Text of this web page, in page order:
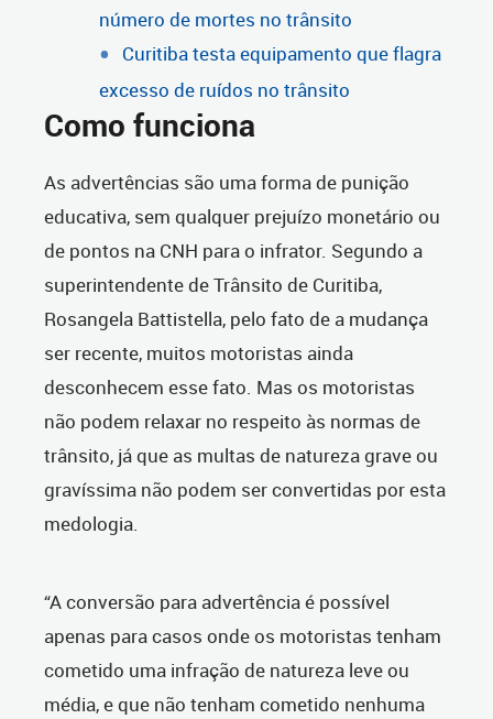
número de mortes no trânsito
Curitiba testa equipamento que flagra
excesso de ruídos no trânsito
Como funciona
As advertências são uma forma de punição
educativa, sem qualquer prejuízo monetário ou
de pontos na CNH para o infrator. Segundo a
superintendente de Trânsito de Curitiba,
Rosangela Battistella, pelo fato de a mudança
ser recente, muitos motoristas ainda
desconhecem esse fato. Mas os motoristas
não podem relaxar no respeito às normas de
trânsito, já que as multas de natureza grave ou
gravíssima não podem ser convertidas por esta
medologia.
“A conversão para advertência é possível
apenas para casos onde os motoristas tenham
cometido uma infração de natureza leve ou
média, e que não tenham cometido nenhuma